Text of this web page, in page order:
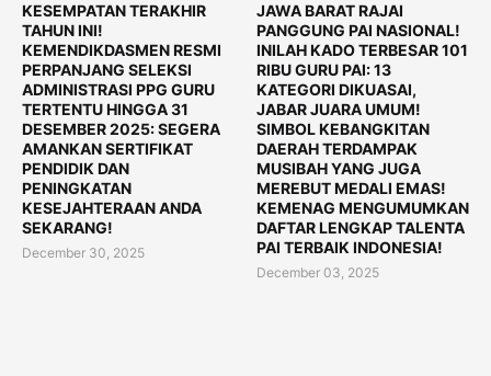
KESEMPATAN TERAKHIR
TAHUN INI!
KEMENDIKDASMEN RESMI
PERPANJANG SELEKSI
ADMINISTRASI PPG GURU
TERTENTU HINGGA 31
DESEMBER 2025: SEGERA
AMANKAN SERTIFIKAT
PENDIDIK DAN
PENINGKATAN
KESEJAHTERAAN ANDA
SEKARANG!
December 30, 2025
JAWA BARAT RAJAI
PANGGUNG PAI NASIONAL!
INILAH KADO TERBESAR 101
RIBU GURU PAI: 13
KATEGORI DIKUASAI,
JABAR JUARA UMUM!
SIMBOL KEBANGKITAN
DAERAH TERDAMPAK
MUSIBAH YANG JUGA
MEREBUT MEDALI EMAS!
KEMENAG MENGUMUMKAN
DAFTAR LENGKAP TALENTA
PAI TERBAIK INDONESIA!
December 03, 2025